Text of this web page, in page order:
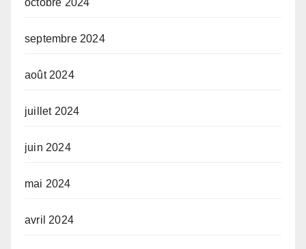
septembre 2024
août 2024
juillet 2024
juin 2024
mai 2024
avril 2024